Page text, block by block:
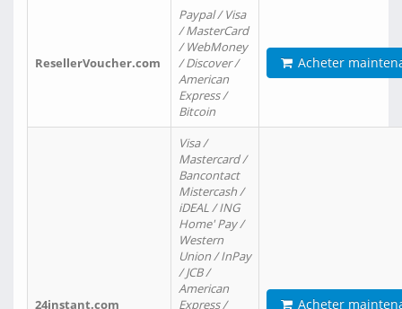
ResellerVoucher.com
Paypal / Visa
/ MasterCard
/ WebMoney
/ Discover /
American
Express /
Bitcoin
Acheter
24instant.com
Visa /
Mastercard /
Bancontact
Mistercash /
iDEAL / ING
Home' Pay /
Western
Union / InPay
/ JCB /
American
Express /
Acheter